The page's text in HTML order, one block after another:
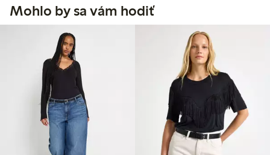
Mohlo by sa vám hodiť